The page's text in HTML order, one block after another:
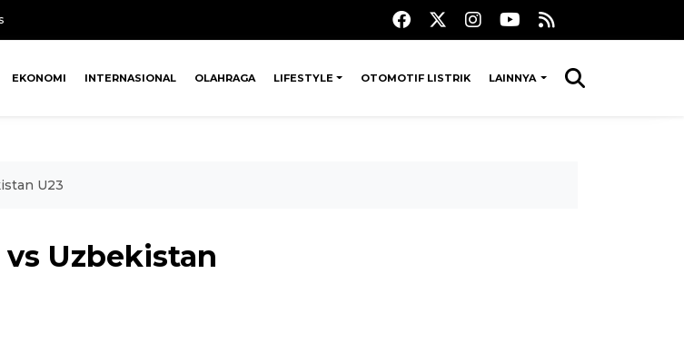
EKONOMI INTERNASIONAL OLAHRAGA LIFESTYLE OTOMOTIF LISTRIK LAINNYA
U23
Uzbekistan